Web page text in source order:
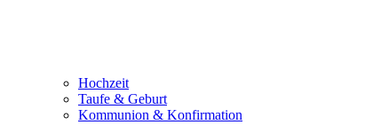
Hochzeit
Taufe & Geburt
Kommunion & Konfirmation